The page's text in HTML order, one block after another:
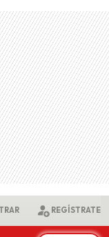
REGÍSTRATE